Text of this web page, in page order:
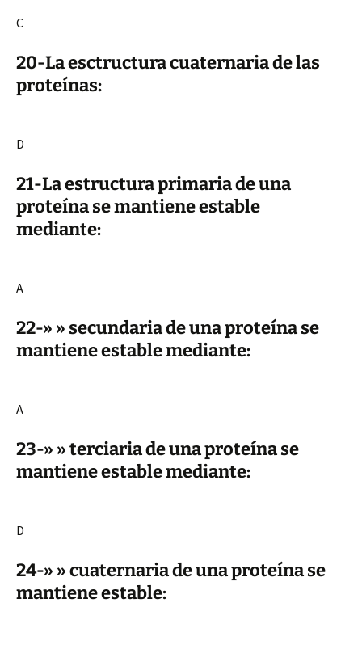
C
20-La esctructura cuaternaria de las
proteínas:
D
21-La estructura primaria de una
proteína se mantiene estable
mediante:
A
22-» » secundaria de una proteína se
mantiene estable mediante:
A
23-» » terciaria de una proteína se
mantiene estable mediante:
D
24-» » cuaternaria de una proteína se
mantiene estable: